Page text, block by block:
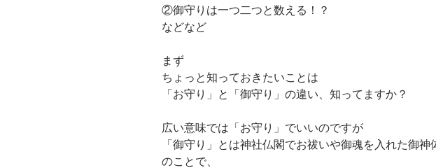
②御守りは一つ二つと数える！？
などなど
まず
ちょっと知っておきたいことは
「お守り」と「御守り」の違い、知ってますか？
広い意味では「お守り」でいいのですが
「御守り」とは神社仏閣でお祓いや御魂を入れた御神
のことで、